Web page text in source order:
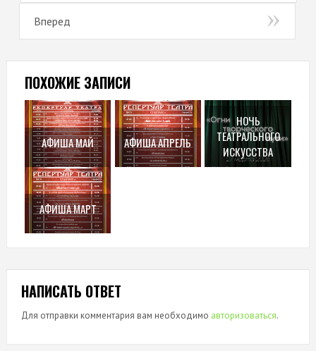
Вперед
ПОХОЖИЕ ЗАПИСИ
АФИША МАЙ АФИША АПРЕЛЬ
НОЧЬ
ТЕАТРАЛЬНОГО
ИСКУССТВА
АФИША МАРТ
НАПИСАТЬ ОТВЕТ
Для отправки комментария вам необходимо авторизоваться.